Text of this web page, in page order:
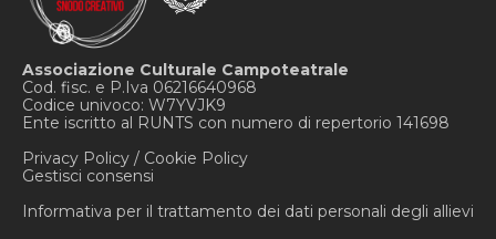
Associazione Culturale Campoteatrale
Cod. fisc. e P.Iva 06216640968
Codice univoco: W7YVJK9
Ente iscritto al RUNTS con numero di repertorio 141698
Privacy Policy / Cookie Policy
Gestisci consensi
Informativa per il trattamento dei dati personali degli allievi